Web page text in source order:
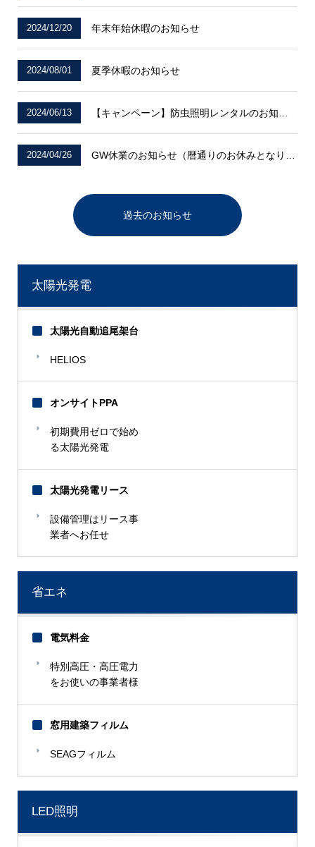
2024/12/20 年末年始休暇のお知らせ
2024/08/01 夏季休暇のお知らせ
2024/06/13
2024/04/26
過去のお知らせ
太陽光発電
太陽光自動追尾架台
HELIOS
オンサイトPPA
初期費用ゼロで始め
る太陽光発電
太陽光発電リース
設備管理はリース事
業者へお任せ
省エネ
電気料金
特別高圧・高圧電力
をお使いの事業者様
窓用建築フィルム
SEAGフィルム
LED照明